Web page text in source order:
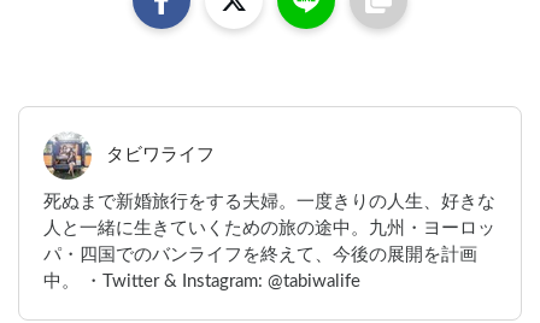
タビワライフ
死ぬまで新婚旅行をする夫婦。一度きりの人生、好きな
人と一緒に生きていくための旅の途中。九州・ヨーロッ
パ・四国でのバンライフを終えて、今後の展開を計画
中。 ・Twitter & Instagram: @tabiwalife